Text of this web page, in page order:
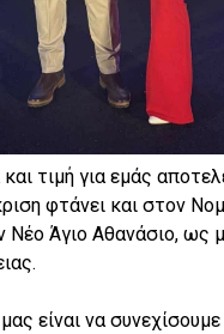
και τιμή για εμάς
φτάνει και στον
Νέο Άγιο Αθανάσιο, ως
είναι να συνεχίσουμε